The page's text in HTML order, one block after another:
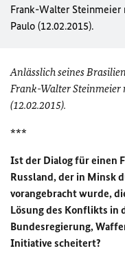
Frank-Walter Steinmeier
Paulo (12.02.2015).
Anlässlich seines
Frank-Walter Steinmeier
(12.02.2015).
***
Ist der Dialog für einen
Russland, der in Minsk
vorangebracht wurde,
Lösung des Konflikts in
Bundesregierung,
Initiative scheitert?